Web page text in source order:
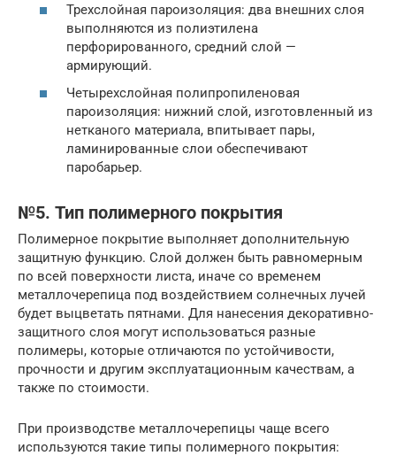
Трехслойная пароизоляция: два внешних слоя
выполняются из полиэтилена
перфорированного, средний слой —
армирующий.
Четырехслойная полипропиленовая
пароизоляция: нижний слой, изготовленный из
нетканого материала, впитывает пары,
ламинированные слои обеспечивают
паробарьер.
№5. Тип полимерного покрытия
Полимерное покрытие выполняет дополнительную
защитную функцию. Слой должен быть равномерным
по всей поверхности листа, иначе со временем
металлочерепица под воздействием солнечных лучей
будет выцветать пятнами. Для нанесения декоративно-
защитного слоя могут использоваться разные
полимеры, которые отличаются по устойчивости,
прочности и другим эксплуатационным качествам, а
также по стоимости.
При производстве металлочерепицы чаще всего
используются такие типы полимерного покрытия: